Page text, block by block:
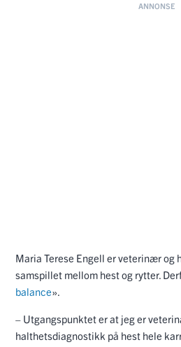
Maria Terese Engell er veterinær og
samspillet mellom hest og rytter.
balance».
– Utgangspunktet er at jeg er
halthetsdiagnostikk på hest hele